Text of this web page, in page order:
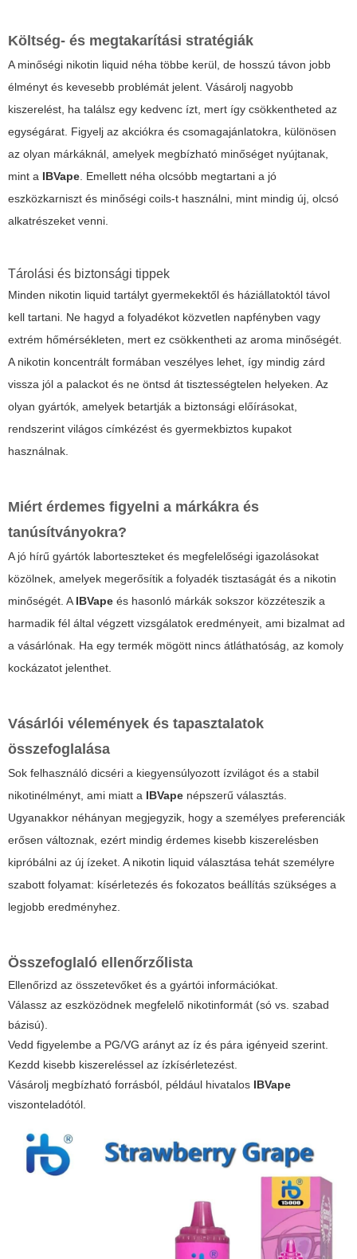
Költség- és megtakarítási stratégiák
A minőségi nikotin liquid néha többe kerül, de hosszú távon jobb
élményt és kevesebb problémát jelent. Vásárolj nagyobb
kiszerelést, ha találsz egy kedvenc ízt, mert így csökkentheted az
egységárat. Figyelj az akciókra és csomagajánlatokra, különösen
az olyan márkáknál, amelyek megbízható minőséget nyújtanak,
mint a IBVape. Emellett néha olcsóbb megtartani a jó
eszközkarniszt és minőségi coils-t használni, mint mindig új, olcsó
alkatrészeket venni.
Tárolási és biztonsági tippek
Minden nikotin liquid tartályt gyermekektől és háziállatoktól távol
kell tartani. Ne hagyd a folyadékot közvetlen napfényben vagy
extrém hőmérsékleten, mert ez csökkentheti az aroma minőségét.
A nikotin koncentrált formában veszélyes lehet, így mindig zárd
vissza jól a palackot és ne öntsd át tisztességtelen helyeken. Az
olyan gyártók, amelyek betartják a biztonsági előírásokat,
rendszerint világos címkézést és gyermekbiztos kupakot
használnak.
Miért érdemes figyelni a márkákra és
tanúsítványokra?
A jó hírű gyártók laborteszteket és megfelelőségi igazolásokat
közölnek, amelyek megerősítik a folyadék tisztaságát és a nikotin
minőségét. AIBVape és hasonló márkák sokszor közzéteszik a
harmadik fél által végzett vizsgálatok eredményeit, ami bizalmat ad
a vásárlónak. Ha egy termék mögött nincs átláthatóság, az komoly
kockázatot jelenthet.
Vásárlói vélemények és tapasztalatok
összefoglalása
Sok felhasználó dicséri a kiegyensúlyozott ízvilágot és a stabil
nikotinélményt, ami miatt a IBVape népszerű választás.
Ugyanakkor néhányan megjegyzik, hogy a személyes preferenciák
erősen változnak, ezért mindig érdemes kisebb kiszerelésben
kipróbálni az új ízeket. Anikotin liquid választása tehát személyre
szabott folyamat: kísérletezés és fokozatos beállítás szükséges a
legjobb eredményhez.
Összefoglaló ellenőrzőlista
Ellenőrizd az összetevőket és a gyártói információkat.
Válassz az eszközödnek megfelelő nikotinformát (só vs. szabad
bázisú).
Vedd figyelembe a PG/VG arányt az íz és pára igényeid szerint.
Kezdd kisebb kiszereléssel az ízkísérletezést.
Vásárolj megbízható forrásból, például hivatalos IBVape
viszonteladótól.